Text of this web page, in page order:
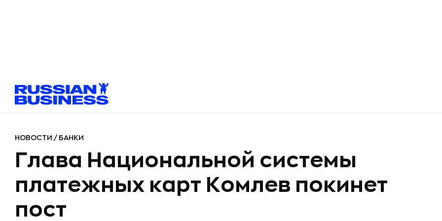
НОВОСТИ / БАНКИ
Глава Национальной системы
платежных карт Комлев покинет
пост